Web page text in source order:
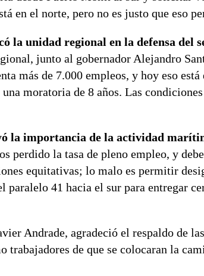
en el norte, pero no es justo que eso
la unidad regional en la defensa del
junto al gobernador Alejandro
más de 7.000 empleos, y hoy eso
moratoria de 8 años. Las
la importancia de la actividad
perdido la tasa de pleno empleo, y
equitativas; lo malo es permitir
paralelo 41 hacia el sur para entregar
Andrade, agradeció el respaldo de
trabajadores de que se colocaran la